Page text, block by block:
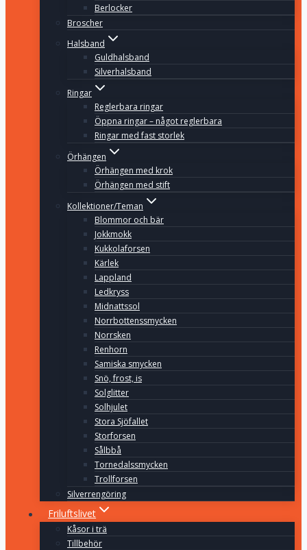
Berlocker
Broscher
Halsband
Guldhalsband
Silverhalsband
Ringar
Reglerbara ringar
Öppna ringar – något reglerbara
Ringar med fast storlek
Örhängen
Örhängen med krok
Örhängen med stift
Kollektioner/Teman
Blommor och bär
Jokkmokk
Kukkolaforsen
Kärlek
Lappland
Ledkryss
Midnattssol
Norrbottenssmycken
Norrsken
Renhorn
Samiska smycken
Snö, frost, is
Solglitter
Solhjulet
Stora Sjöfallet
Storforsen
Sålbbå
Tornedalssmycken
Trollforsen
Silverrengöring
Friluftslivet
Kåsor i trä
Tillbehör